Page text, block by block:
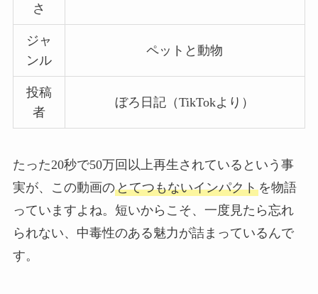
さ
ジャ
ンル
ペットと動物
投稿
者
ぼろ日記（TikTokより）
たった20秒で50万回以上再生されているという事
実が、この動画のとてつもないインパクトを物語
っていますよね。短いからこそ、一度見たら忘れ
られない、中毒性のある魅力が詰まっているんで
す。